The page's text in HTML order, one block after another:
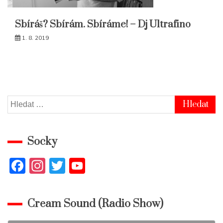
Sbíráš? Sbírám. Sbíráme! – Dj Ultrafino
1. 8. 2019
Vyhledávání
Socky
F
c
e
In
a
gr
T
itt
er
u
T
Cream Sound (Radio Show)